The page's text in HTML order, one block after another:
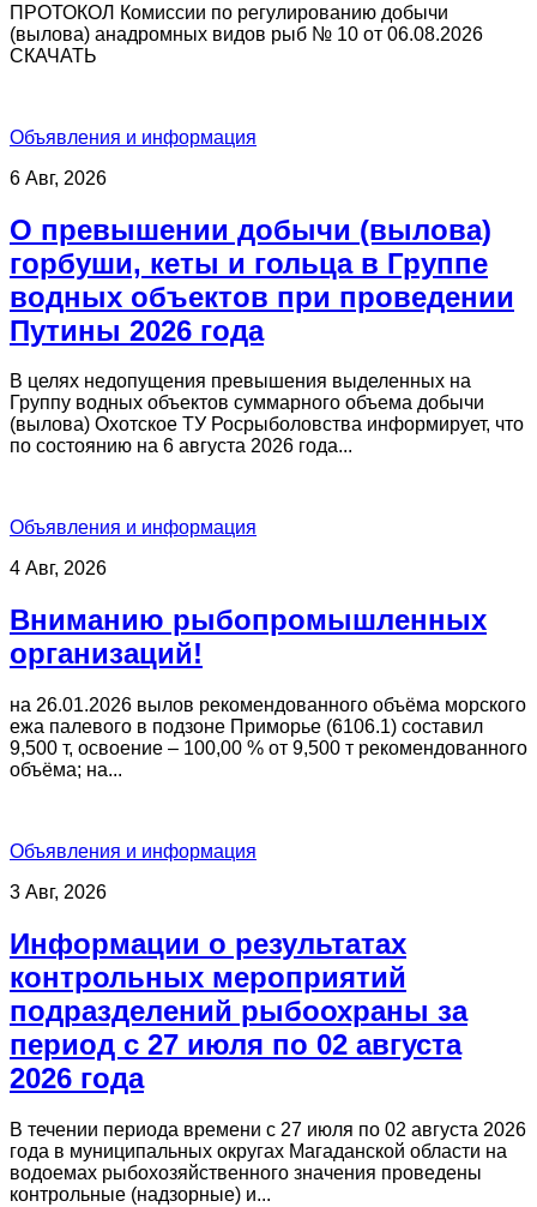
ПРОТОКОЛ Комиссии по регулированию добычи
(вылова) анадромных видов рыб № 10 от 06.08.2026
СКАЧАТЬ
Объявления и информация
6 Авг, 2026
О превышении добычи (вылова)
горбуши, кеты и гольца в Группе
водных объектов при проведении
Путины 2026 года
В целях недопущения превышения выделенных на
Группу водных объектов суммарного объема добычи
(вылова) Охотское ТУ Росрыболовства информирует, что
по состоянию на 6 августа 2026 года...
Объявления и информация
4 Авг, 2026
Вниманию рыбопромышленных
организаций!
на 26.01.2026 вылов рекомендованного объёма морского
ежа палевого в подзоне Приморье (6106.1) составил
9,500 т, освоение – 100,00 % от 9,500 т рекомендованного
объёма; на...
Объявления и информация
3 Авг, 2026
Информации о результатах
контрольных мероприятий
подразделений рыбоохраны за
период с 27 июля по 02 августа
2026 года
В течении периода времени с 27 июля по 02 августа 2026
года в муниципальных округах Магаданской области на
водоемах рыбохозяйственного значения проведены
контрольные (надзорные) и...